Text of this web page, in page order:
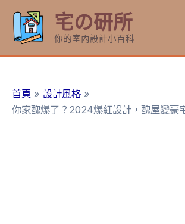
要
宅の研所
你的室內設計小百科
首頁
設計風格
你家醜爆了？2024爆紅設計，醜屋變豪